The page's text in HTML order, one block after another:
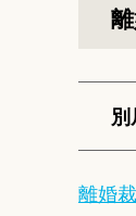
別
離婚